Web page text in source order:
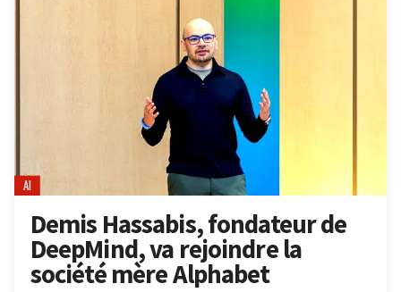
AI
Demis Hassabis, fondateur de
DeepMind, va rejoindre la
société mère Alphabet